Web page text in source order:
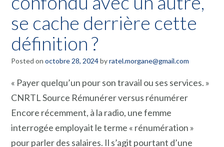
se cache derrière cette
définition ?
Posted on octobre 28, 2024byratel.morgane@gmail.com
« Payer quelqu’un pour son travail ou ses services. »
CNRTL Source Rémunérer versus rénumérer
Encore récemment, à la radio, une femme
interrogée employait le terme « rénumération »
pour parler des salaires. Il s’agit pourtant d’une